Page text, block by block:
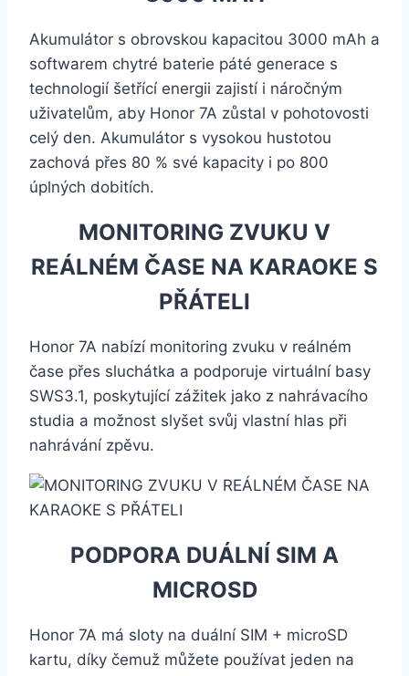
Akumulátor s obrovskou kapacitou 3000 mAh a
softwarem chytré baterie páté generace s
technologií šetřící energii zajistí i náročným
uživatelům, aby Honor 7A zůstal v pohotovosti
celý den. Akumulátor s vysokou hustotou
zachová přes 80 % své kapacity i po 800
úplných dobitích.
MONITORING ZVUKU V
REÁLNÉM ČASE NA KARAOKE S
PŘÁTELI
Honor 7A nabízí monitoring zvuku v reálném
čase přes sluchátka a podporuje virtuální basy
SWS3.1, poskytující zážitek jako z nahrávacího
studia a možnost slyšet svůj vlastní hlas při
nahrávání zpěvu.
PODPORA DUÁLNÍ SIM A
MICROSD
Honor 7A má sloty na duální SIM + microSD
kartu, díky čemuž můžete používat jeden na